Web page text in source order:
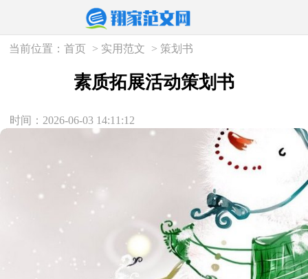
当前位置：首页 > 实用范文 > 策划书
素质拓展活动策划书
时间：2026-06-03 14:11:12